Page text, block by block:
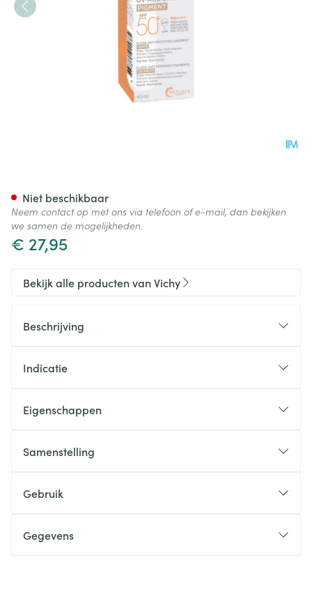
€ 27,95
Niet beschikbaar
Neem contact op met ons via telefoon of e-mail, dan bekijken
we samen de mogelijkheden.
Bekijk alle producten van Vichy
Beschrijving
Indicatie
Eigenschappen
Samenstelling
Gebruik
Gegevens